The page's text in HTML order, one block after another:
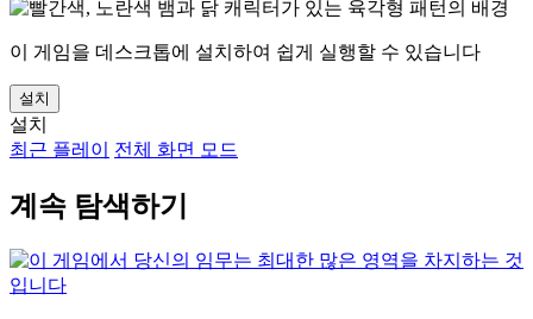
이 게임을 데스크톱에 설치하여 쉽게 실행할 수 있습니다
설치
설치
최근 플레이
전체 화면 모드
계속 탐색하기